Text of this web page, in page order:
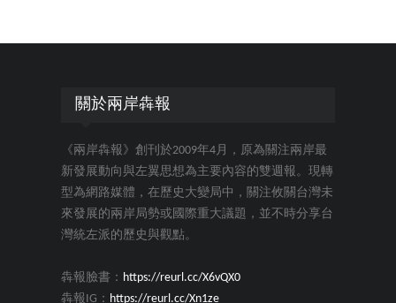
關於兩岸犇報
《兩岸犇報》創刊於2009年4月，原為關注兩岸最
新發展動向與左翼思想為主要內容的雙週報。現轉
型為網路媒體，在歷史大變局中，關注攸關台灣未
來發展的兩岸局勢或國際重大議題，並不時分享台
灣統左派的歷史與觀點。
犇報臉書： https://reurl.cc/X6vQX0
犇報IG： https://reurl.cc/Xn1ze